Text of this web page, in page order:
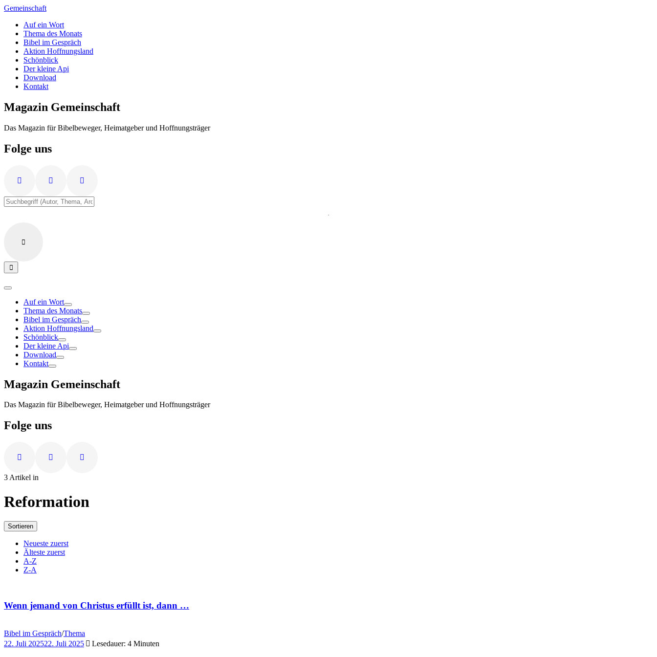
Zum
springen
Gemeinschaft
Auf ein Wort
Thema des Monats
Bibel im Gespräch
Aktion Hoffnungsland
Schönblick
Der kleine Api
Download
Kontakt
Magazin Gemeinschaft
Das Magazin für Bibelbeweger, Heimatgeber und Hoffnungsträger
Folge uns
Auf ein Wort
Thema des Monats
Bibel im Gespräch
Aktion Hoffnungsland
Schönblick
Der kleine Api
Download
Kontakt
Magazin Gemeinschaft
Das Magazin für Bibelbeweger, Heimatgeber und Hoffnungsträger
Folge uns
3 Artikel in
Reformation
Sortieren
Neueste zuerst
Älteste zuerst
A-Z
Z-A
Wenn jemand von Christus erfüllt ist, dann …
Bibel im Gespräch/Thema
22. Juli 202522. Juli 2025 Lesedauer: 4 Minuten